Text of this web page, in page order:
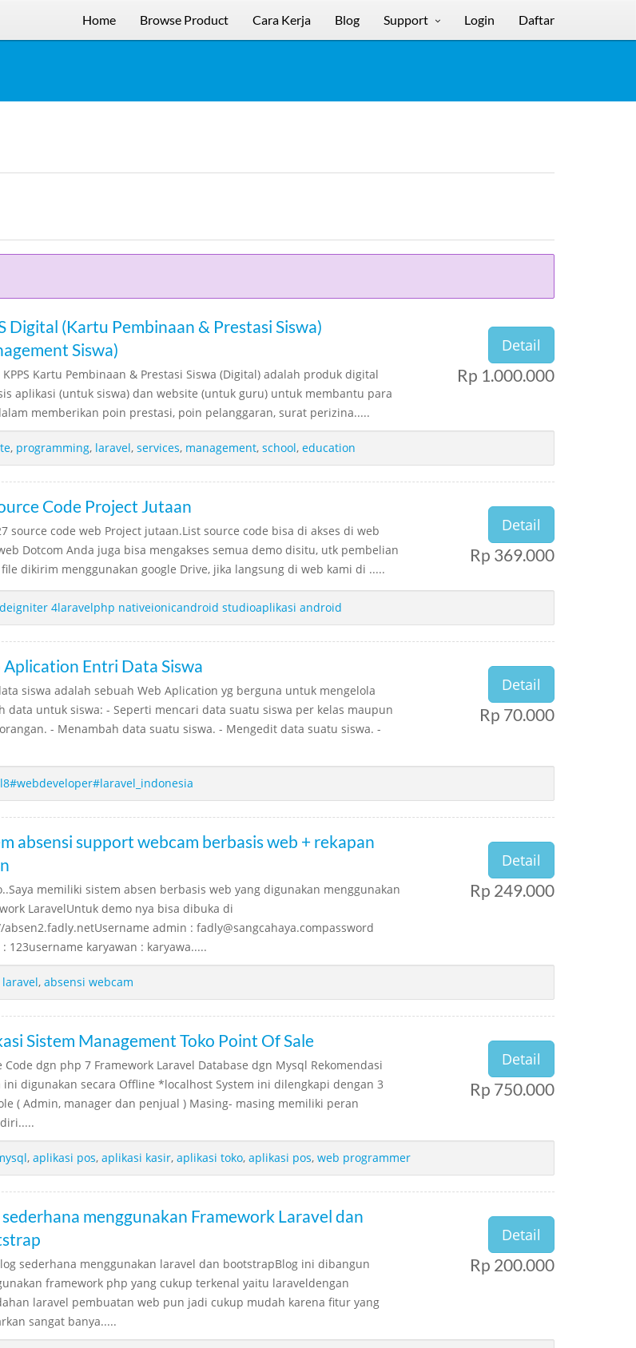
Home Browse Product Cara Kerja Blog Support Login Daftar
Digital (Kartu Pembinaan & Prestasi Siswa)
Siswa)
Kartu Pembinaan & Prestasi Siswa (Digital) adalah produk digital
aplikasi (untuk siswa) dan website (untuk guru) untuk membantu para
memberikan poin prestasi, poin pelanggaran, surat perizina.....
Detail
Rp 1.000.000
, programming, laravel, services, management, school, education
Code Project Jutaan
source code web Project jutaan.List source code bisa di akses di web
Dotcom Anda juga bisa mengakses semua demo disitu, utk pembelian
dikirim menggunakan google Drive, jika langsung di web kami di .....
Detail
Rp 369.000
4laravelphp nativeionicandroid studioaplikasi android
Entri Data Siswa
siswa adalah sebuah Web Aplication yg berguna untuk mengelola
data untuk siswa: - Seperti mencari data suatu siswa per kelas maupun
- Menambah data suatu siswa. - Mengedit data suatu siswa. -
Detail
Rp 70.000
absensi support webcam berbasis web + rekapan
memiliki sistem absen berbasis web yang digunakan menggunakan
LaravelUntuk demo nya bisa dibuka di
admin : fadly@sangcahaya.compassword
123username karyawan : karyawa.....
Detail
Rp 249.000
laravel, absensi webcam
Sistem Management Toko Point Of Sale
Code dgn php 7 Framework Laravel Database dgn Mysql Rekomendasi
ini digunakan secara Offline *localhost System ini dilengkapi dengan 3
( Admin, manager dan penjual ) Masing- masing memiliki peran
Detail
Rp 750.000
, aplikasi pos, aplikasi kasir, aplikasi toko, aplikasi pos, web programmer
menggunakan Framework Laravel dan
sederhana menggunakan laravel dan bootstrapBlog ini dibangun
framework php yang cukup terkenal yaitu laraveldengan
laravel pembuatan web pun jadi cukup mudah karena fitur yang
sangat banya.....
Detail
Rp 200.000